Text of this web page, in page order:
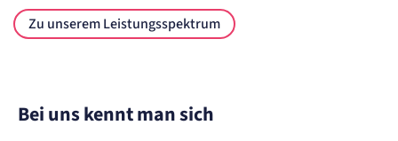
Zu unserem Leistungsspektrum
Bei uns kennt man sich
Zweck:
Speichert den Zustimmungsstatus des Benutzers für Cookies auf der aktuellen
Domäne.
STATISTIK
Statistik Cookies erfassen Informationen